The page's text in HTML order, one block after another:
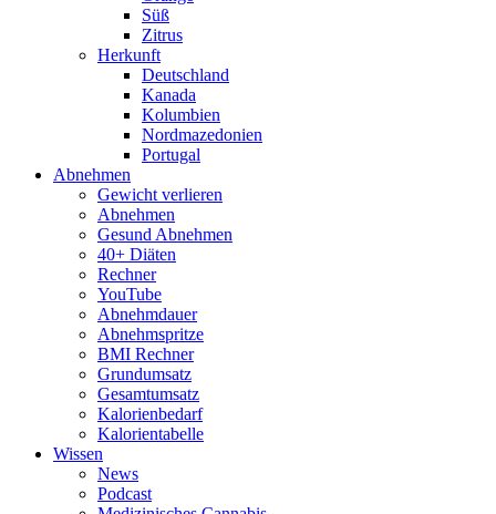
Süß
Zitrus
Herkunft
Deutschland
Kanada
Kolumbien
Nordmazedonien
Portugal
Abnehmen
Gewicht verlieren
Abnehmen
Gesund Abnehmen
40+ Diäten
Rechner
YouTube
Abnehmdauer
Abnehmspritze
BMI Rechner
Grundumsatz
Gesamtumsatz
Kalorienbedarf
Kalorientabelle
Wissen
News
Podcast